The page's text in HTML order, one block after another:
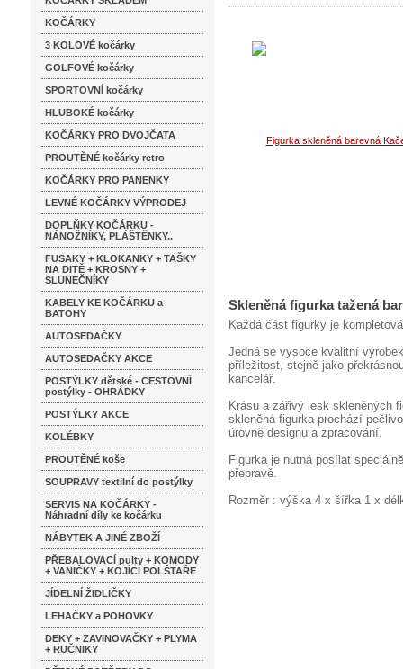
KOČÁRKY
3 KOLOVÉ kočárky
GOLFOVÉ kočárky
SPORTOVNÍ kočárky
HLUBOKÉ kočárky
KOČÁRKY PRO DVOJČATA
PROUTĚNÉ kočárky retro
KOČÁRKY PRO PANENKY
LEVNÉ KOČÁRKY VÝPRODEJ
DOPLŇKY KOČÁRKU -
NÁNOŽNÍKY, PLÁŠTĚNKY..
FUSAKY + KLOKANKY + TAŠKY
NA DITĚ + KROSNY +
SLUNEČNÍKY
KABELY KE KOČÁRKU a
BATOHY
AUTOSEDAČKY
AUTOSEDAČKY AKCE
POSTÝLKY dětské - CESTOVNÍ
postýlky - OHRÁDKY
POSTÝLKY AKCE
KOLÉBKY
PROUTĚNÉ koše
SOUPRAVY textilní do postýlky
SERVIS NA KOČÁRKY -
Náhradní díly ke kočárku
NÁBYTEK A JINÉ ZBOŽÍ
PŘEBALOVACÍ pulty + KOMODY
+ VANIČKY + KOJÍCÍ POLŠTAŘE
JÍDELNÍ ŽIDLIČKY
LEHAČKY a POHOVKY
DEKY + ZAVINOVAČKY + PLYMA
+ RUČNIKY
Skleněná figurka tažená
Každá část figurky je
Jedná se vysoce kvalitní
příležitost, stejně jako
kancelář.
Krásu a zářivý lesk skleněných
skleněná figurka prochází
úrovně designu a zpracování.
Figurka je nutná posílat
přepravě.
Rozměr : výška 4 x šířka 1 x